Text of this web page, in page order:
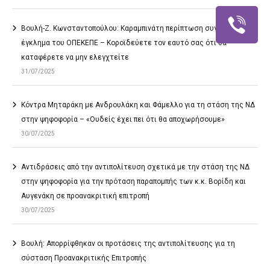
Βουλή-Ζ. Κωνσταντοπούλου: Καραμπινάτη περίπτωση συγκάλυψης το
έγκλημα του ΟΠΕΚΕΠΕ – Κοροϊδεύετε τον εαυτό σας ότι θα
καταφέρετε να μην ελεγχτείτε
31/07/2025
Κόντρα Μηταράκη με Ανδρουλάκη και Φάμελλο για τη στάση της ΝΔ
στην ψηφοφορία – «Ουδείς έχει πει ότι θα αποχωρήσουμε»
30/07/2025
Αντιδράσεις από την αντιπολίτευση σχετικά με την στάση της ΝΔ
στην ψηφοφορία για την πρόταση παραπομπής των κ.κ. Βορίδη και
Αυγενάκη σε προανακριτική επιτροπή
30/07/2025
Βουλή: Απορρίφθηκαν οι προτάσεις της αντιπολίτευσης για τη
σύσταση Προανακριτικής Επιτροπής